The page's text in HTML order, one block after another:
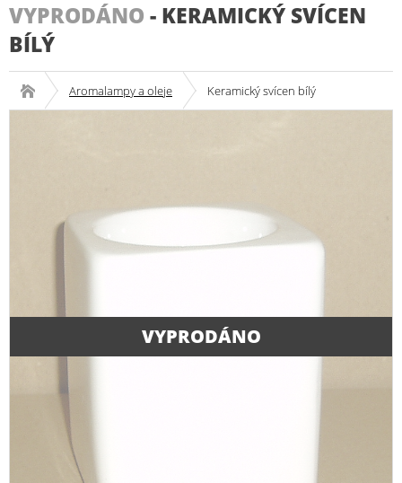
VYPRODÁNO - KERAMICKÝ SVÍCEN
BÍLÝ
Aromalampy a oleje Keramický svícen bílý
VYPRODÁNO